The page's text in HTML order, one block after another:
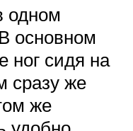
одном
основном
ног сидя на
сразу же
же